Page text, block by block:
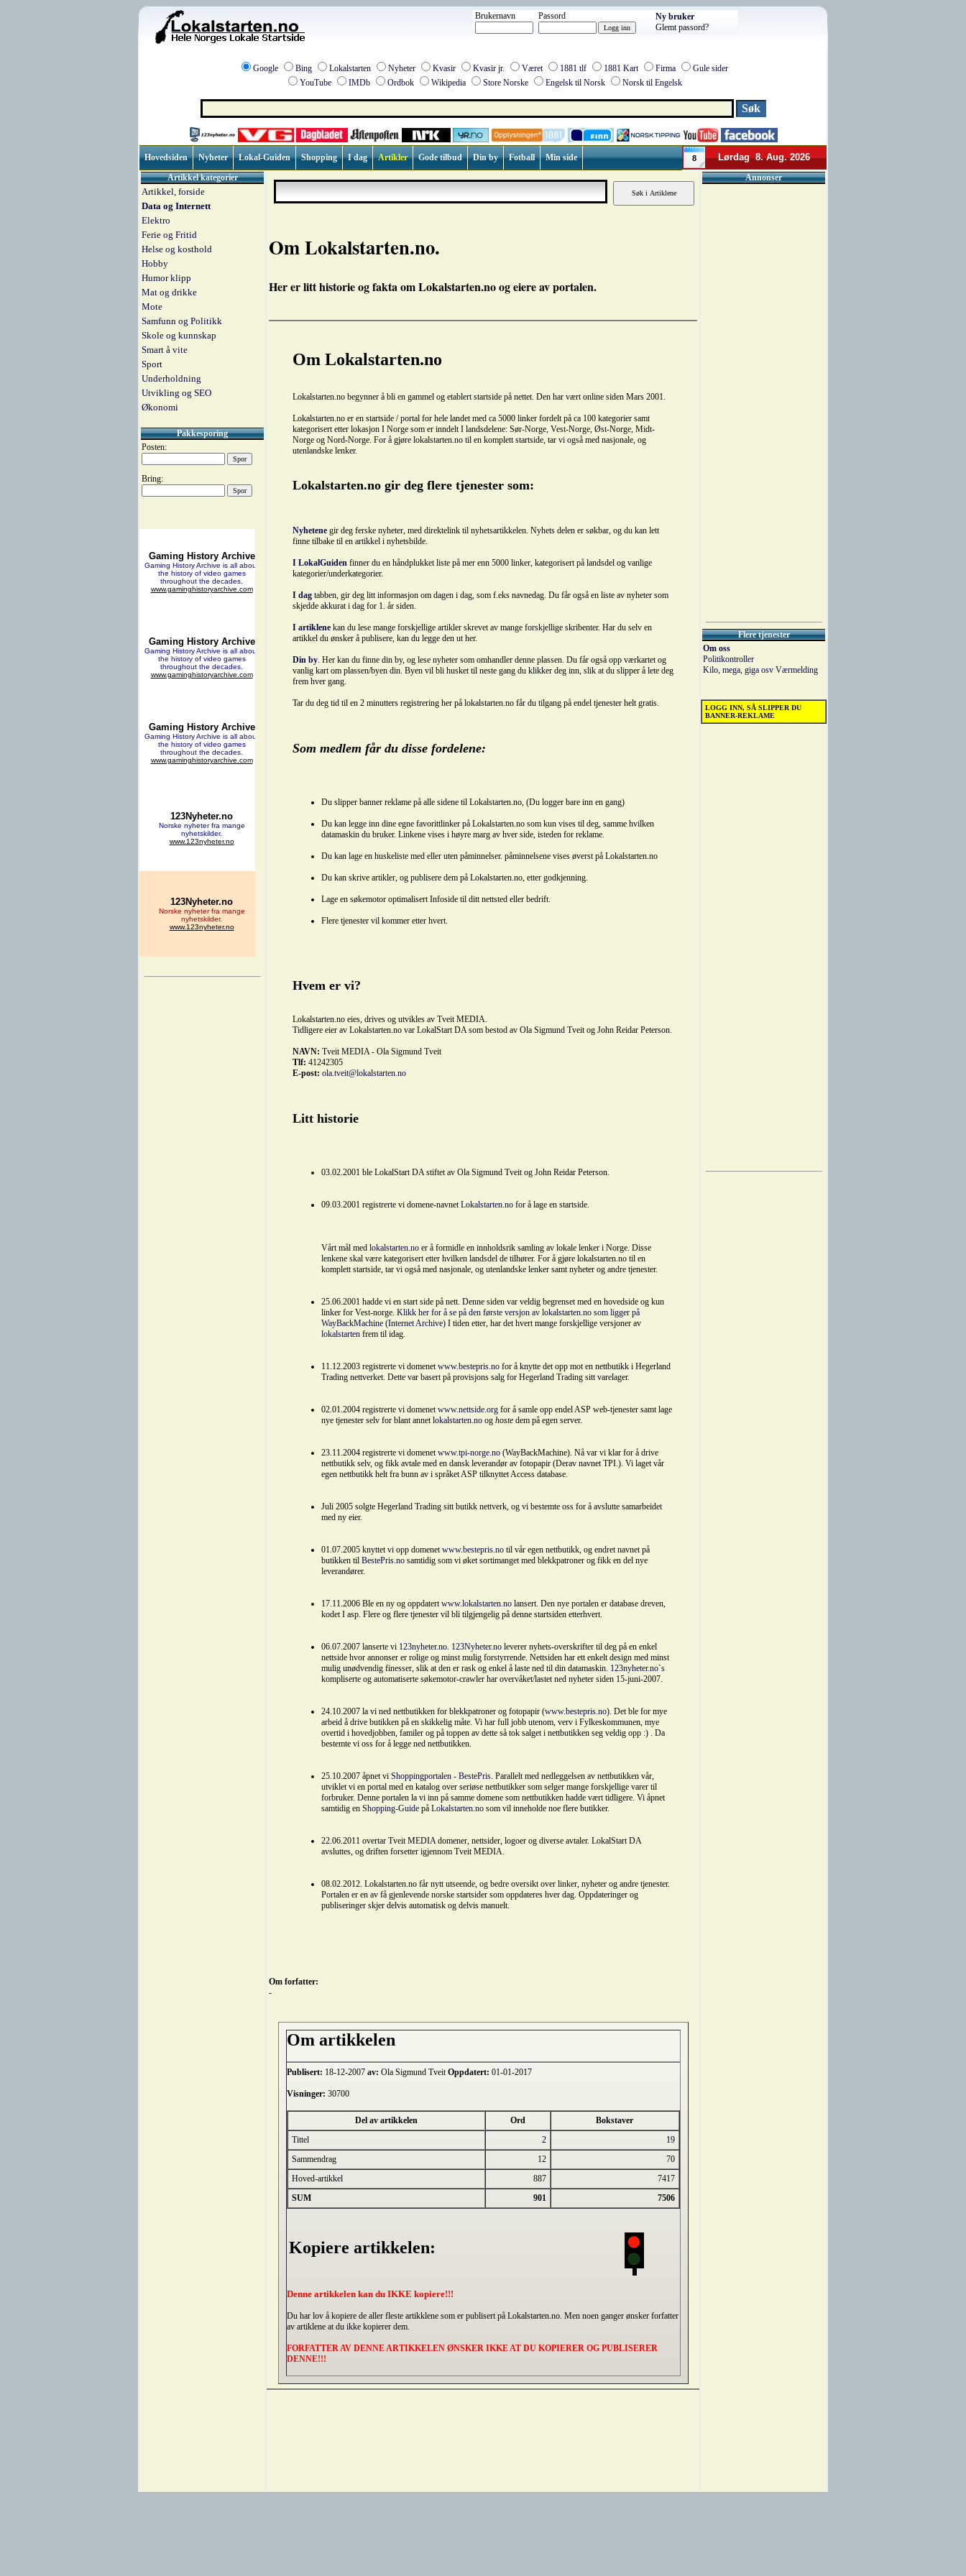
Brukernavn Passord
Ny bruker
Glemt passord?
Google Bing Lokalstarten Nyheter Kvasir Kvasir jr. Været 1881 tlf 1881 Kart Firma
Gule sider
YouTube
IMDb Ordbok Wikipedia Store Norske Engelsk til Norsk Norsk til Engelsk
Hovedsiden Nyheter Lokal-Guiden Shopping I dag Artikler Gode tilbud Din by Fotball Min side 8 Lørdag 8. Aug. 2026
Artikkel kategorier
Artikkel, forside
Data og Internett
Elektro
Ferie og Fritid
Helse og kosthold
Hobby
Humor klipp
Mat og drikke
Mote
Samfunn og Politikk
Skole og kunnskap
Smart å vite
Sport
Underholdning
Utvikling og SEO
Økonomi
Pakkesporing
Posten:
Bring:
Om Lokalstarten.no.
Her er litt historie og fakta om Lokalstarten.no og eiere av portalen.
Om Lokalstarten.no
Lokalstarten.no begynner å bli en gammel og etablert startside på nettet. Den har vært online siden Mars 2001.
Lokalstarten.no er en startside / portal for hele landet med ca 5000 linker fordelt på ca 100 kategorier samt
kategorisert etter lokasjon I Norge som er inndelt I landsdelene: Sør-Norge, Vest-Norge, Øst-Norge, Midt-
Norge og Nord-Norge. For å gjøre lokalstarten.no til en komplett startside, tar vi også med nasjonale, og
utenlandske lenker.
Lokalstarten.no gir deg flere tjenester som:
Nyhetene gir deg ferske nyheter, med direktelink til nyhetsartikkelen. Nyhets delen er søkbar, og du kan lett
finne tilbake til en artikkel i nyhetsbilde.
I LokalGuiden finner du en håndplukket liste på mer enn 5000 linker, kategorisert på landsdel og vanlige
kategorier/underkategorier.
I dag tabben, gir deg litt informasjon om dagen i dag, som f.eks navnedag. Du får også en liste av nyheter som
skjedde akkurat i dag for 1. år siden.
I artiklene kan du lese mange forskjellige artikler skrevet av mange forskjellige skribenter. Har du selv en
artikkel du ønsker å publisere, kan du legge den ut her.
Din by . Her kan du finne din by, og lese nyheter som omhandler denne plassen. Du får også opp værkartet og
vanlig kart om plassen/byen din. Byen vil bli husket til neste gang du klikker deg inn, slik at du slipper å lete deg
frem hver gang.
Tar du deg tid til en 2 minutters registrering her på lokalstarten.no får du tilgang på endel tjenester helt gratis.
Som medlem får du disse fordelene:
Du slipper banner reklame på alle sidene til Lokalstarten.no, (Du logger bare inn en gang)
Du kan legge inn dine egne favorittlinker på Lokalstarten.no som kun vises til deg, samme hvilken
datamaskin du bruker. Linkene vises i høyre marg av hver side, isteden for reklame.
Du kan lage en huskeliste med eller uten påminnelser. påminnelsene vises øverst på Lokalstarten.no
Du kan skrive artikler, og publisere dem på Lokalstarten.no, etter godkjenning.
Lage en søkemotor optimalisert Infoside til ditt nettsted eller bedrift.
Flere tjenester vil kommer etter hvert.
Hvem er vi?
Lokalstarten.no eies, drives og utvikles av Tveit MEDIA.
Tidligere eier av Lokalstarten.no var LokalStart DA som bestod av Ola Sigmund Tveit og John Reidar Peterson.
NAVN: Tveit MEDIA - Ola Sigmund Tveit
Tlf: 41242305
E-post: ola.tveit@lokalstarten.no
Litt historie
03.02.2001 ble LokalStart DA stiftet av Ola Sigmund Tveit og John Reidar Peterson.
09.03.2001 registrerte vi domene-navnetLokalstarten.no for å lage en startside.
Vårt mål med lokalstarten.no er å formidle en innholdsrik samling av lokale lenker i Norge. Disse
lenkene skal være kategorisert etter hvilken landsdel de tilhører. For å gjøre lokalstarten.no til en
komplett startside, tar vi også med nasjonale, og utenlandske lenker samt nyheter og andre tjenester.
25.06.2001 hadde vi en start side på nett. Denne siden var veldig begrenset med en hovedside og kun
linker for Vest-norge. Klikk her for å se på den første versjon av lokalstarten.no som ligger på
WayBackMachine (Internet Archive) I tiden etter, har det hvert mange forskjellige versjoner av
lokalstarten frem til idag.
11.12.2003 registrerte vi domenetwww.bestepris.no for å knytte det opp mot en nettbutikk i Hegerland
Trading nettverket. Dette var basert på provisjons salg for Hegerland Trading sitt varelager.
02.01.2004 registrerte vi domenetwww.nettside.org for å samle opp endel ASP web-tjenester samt lage
nye tjenester selv for blant annetlokalstarten.no og hoste dem på egen server.
23.11.2004 registrerte vi domenetwww.tpi-norge.no (WayBackMachine). Nå var vi klar for å drive
nettbutikk selv, og fikk avtale med en dansk leverandør av fotopapir (Derav navnet TPI.). Vi laget vår
egen nettbutikk helt fra bunn av i språket ASP tilknyttet Access database.
Juli 2005 solgte Hegerland Trading sitt butikk nettverk, og vi bestemte oss for å avslutte samarbeidet
med ny eier.
01.07.2005 knyttet vi opp domenetwww.bestepris.no til vår egen nettbutikk, og endret navnet på
butikken til BestePris.no samtidig som vi øket sortimanget med blekkpatroner og fikk en del nye
leverandører.
17.11.2006 Ble en ny og oppdatertwww.lokalstarten.no lansert. Den nye portalen er database dreven,
kodet I asp. Flere og flere tjenester vil bli tilgjengelig på denne startsiden etterhvert.
06.07.2007 lanserte vi 123nyheter.no. 123Nyheter.no leverer nyhets-overskrifter til deg på en enkel
nettside hvor annonser er rolige og minst mulig forstyrrende. Nettsiden har ett enkelt design med minst
mulig unødvendig finesser, slik at den er rask og enkel å laste ned til din datamaskin. 123nyheter.no`s
kompliserte og automatiserte søkemotor-crawler har overvåket/lastet ned nyheter siden 15-juni-2007.
24.10.2007 la vi ned nettbutikken for blekkpatroner og fotopapir (www.bestepris.no). Det ble for mye
arbeid å drive butikken på en skikkelig måte. Vi har full jobb utenom, verv i Fylkeskommunen, mye
overtid i hovedjobben, familer og på toppen av dette så tok salget i nettbutikken seg veldig opp :) . Da
bestemte vi oss for å legge ned nettbutikken.
25.10.2007 åpnet vi Shoppingportalen - BestePris. Parallelt med nedleggelsen av nettbutikken vår,
utviklet vi en portal med en katalog over seriøse nettbutikker som selger mange forskjellige varer til
forbruker. Denne portalen la vi inn på samme domene som nettbutikken hadde vært tidligere. Vi åpnet
samtidig en Shopping-Guide på Lokalstarten.no som vil inneholde noe flere butikker.
22.06.2011 overtar Tveit MEDIA domener, nettsider, logoer og diverse avtaler. LokalStart DA
avsluttes, og driften forsetter igjennom Tveit MEDIA.
08.02.2012. Lokalstarten.no får nytt utseende, og bedre oversikt over linker, nyheter og andre tjenester.
Portalen er en av få gjenlevende norske startsider som oppdateres hver dag. Oppdateringer og
publiseringer skjer delvis automatisk og delvis manuelt.
Om forfatter:
-
Om artikkelen
Publisert: 18-12-2007av: Ola Sigmund TveitOppdatert: 01-01-2017
Visninger: 30700
Del av artikkelen Ord
Bokstaver
Tittel
2
19
Sammendrag
12
70
Hoved-artikkel
887
7417
SUM
901 7506
Kopiere artikkelen:
Denne artikkelen kan du IKKE kopiere!!!
Du har lov å kopiere de aller fleste artikklene som er publisert på Lokalstarten.no. Men noen ganger ønsker forfatter
av artiklene at du ikke kopierer dem.
FORFATTER AV DENNE ARTIKKELEN ØNSKER IKKE AT DU KOPIERER OG PUBLISERER
DENNE!!!
Annonser
Flere tjenester
Om oss
Politikontroller
Kilo, mega, giga osv Værmelding
LOGG INN, SÅ SLIPPER DU
BANNER-REKLAME